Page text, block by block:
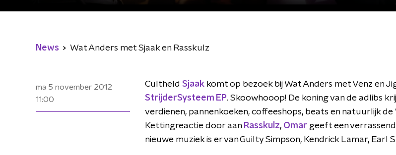
News Wat Anders met Sjaak en Rasskulz
ma 5 november 2012
11:00
Cultheld Sjaak komt op bezoek bij Wat Anders met Venz en
StrijderSysteem EP. Skoowhooop! De koning van de adlibs
verdienen, pannenkoeken, coffeeshops, beats en natuurlijk
Kettingreactie door aan Rasskulz, Omar geeft een
nieuwe muziek is er van Guilty Simpson, Kendrick Lamar, Earl